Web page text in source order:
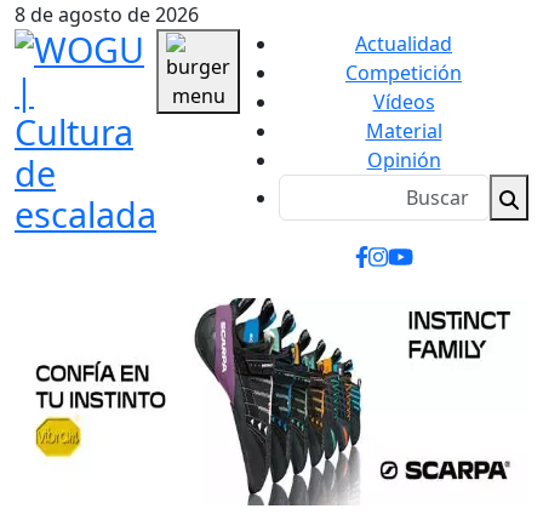
8 de agosto de 2026
Actualidad
Competición
Vídeos
Material
Opinión